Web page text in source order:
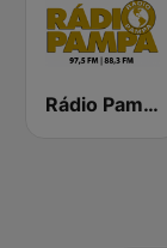
Rádio Pampa